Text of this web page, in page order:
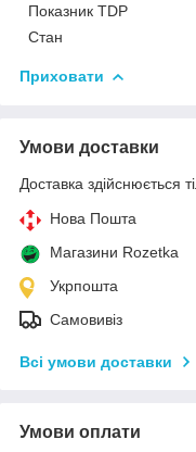
Показник TDP
Стан
Приховати
Умови доставки
Доставка здійснюється
Нова Пошта
Магазини Rozetka
Укрпошта
Самовивіз
Всі умови доставки
Умови оплати